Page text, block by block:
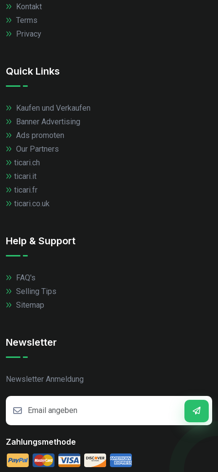
Kontakt
Terms
Privacy
Quick Links
Kaufen und Verkaufen
Banner Advertising
Ads promoten
Our Partners
ticari.ch
ticari.it
ticari.fr
ticari.co.uk
Help & Support
FAQ's
Selling Tips
Sitemap
Newsletter
Newsletter Anmeldung
Zahlungsmethode